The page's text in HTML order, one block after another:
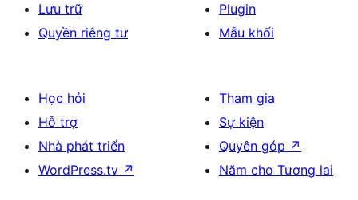
Lưu trữ
Quyền riêng tư
Plugin
Mẫu khối
Học hỏi
Hỗ trợ
Nhà phát triển
WordPress.tv ↗
Tham gia
Sự kiện
Quyên góp ↗
Năm cho Tương lai